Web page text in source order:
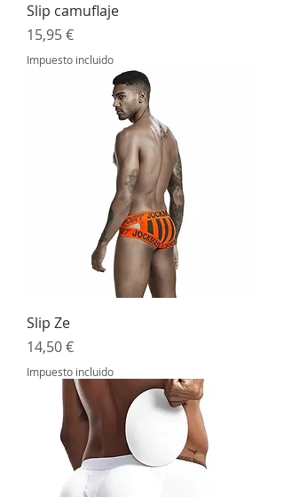
Slip camuflaje
Precio
15,95 €
Impuesto incluido
Slip Ze
Precio
14,50 €
Impuesto incluido